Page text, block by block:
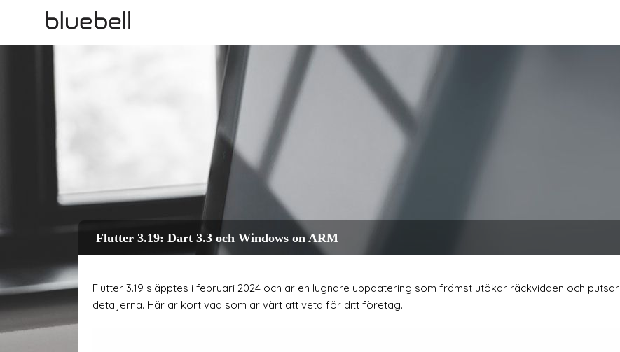
Flutter 3.19: Dart 3.3 och Windows on ARM
Flutter 3.19 släpptes i februari 2024 och är en lugnare uppdatering som främst utökar räckvidden och putsar
detaljerna. Här är kort vad som är värt att veta för ditt företag.